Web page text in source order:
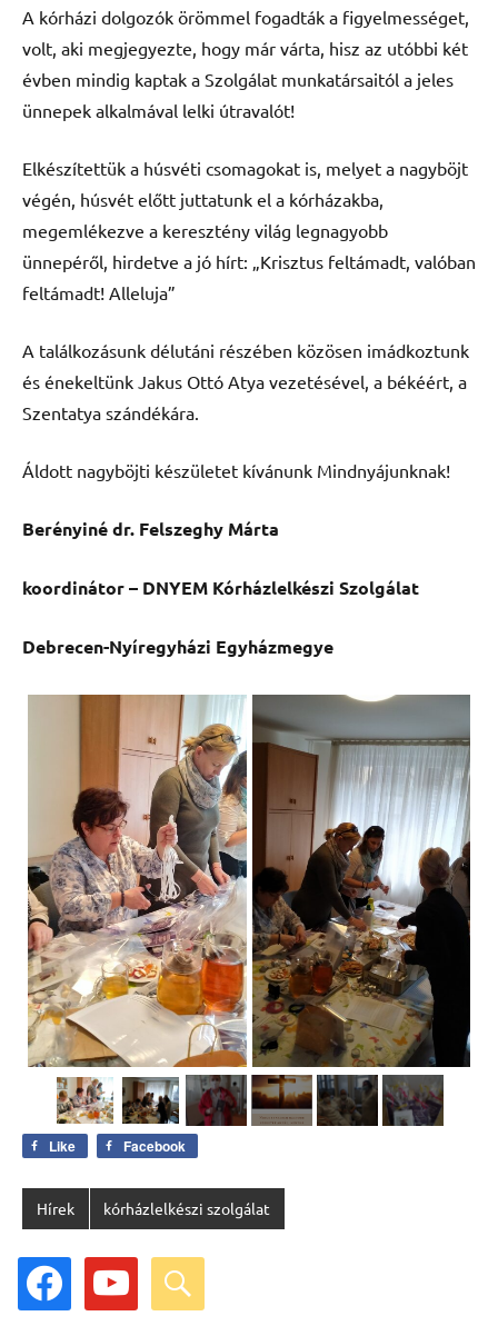
A kórházi dolgozók örömmel fogadták a figyelmességet,
volt, aki megjegyezte, hogy már várta, hisz az utóbbi két
évben mindig kaptak a Szolgálat munkatársaitól a jeles
ünnepek alkalmával lelki útravalót!
Elkészítettük a húsvéti csomagokat is, melyet a nagyböjt
végén, húsvét előtt juttatunk el a kórházakba,
megemlékezve a keresztény világ legnagyobb
ünnepéről, hirdetve a jó hírt: „Krisztus feltámadt, valóban
feltámadt! Alleluja”
A találkozásunk délutáni részében közösen imádkoztunk
és énekeltünk Jakus Ottó Atya vezetésével, a békéért, a
Szentatya szándékára.
Áldott nagyböjti készületet kívánunk Mindnyájunknak!
Berényiné dr. Felszeghy Márta
koordinátor – DNYEM Kórházlelkészi Szolgálat
Debrecen-Nyíregyházi Egyházmegye
Like Facebook
Hírek kórházlelkészi szolgálat
facebook youtube search